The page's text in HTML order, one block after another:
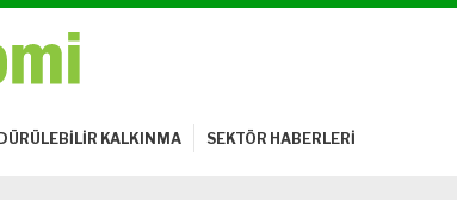
KALKINMA SEKTÖR HABERLERİ